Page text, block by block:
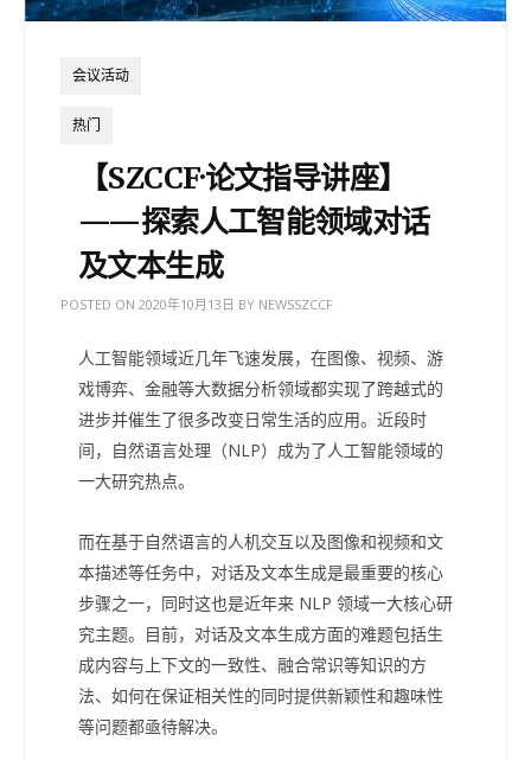
会议活动
热门
【SZCCF·论文指导讲座】
——探索人工智能领域对话
及文本生成
POSTED ON 2020年10月13日 BY NEWSSZCCF
人工智能领域近几年飞速发展，在图像、视频、游
戏博弈、金融等大数据分析领域都实现了跨越式的
进步并催生了很多改变日常生活的应用。近段时
间，自然语言处理（NLP）成为了人工智能领域的
一大研究热点。
而在基于自然语言的人机交互以及图像和视频和文
本描述等任务中，对话及文本生成是最重要的核心
步骤之一，同时这也是近年来 NLP 领域一大核心研
究主题。目前，对话及文本生成方面的难题包括生
成内容与上下文的一致性、融合常识等知识的方
法、如何在保证相关性的同时提供新颖性和趣味性
等问题都亟待解决。